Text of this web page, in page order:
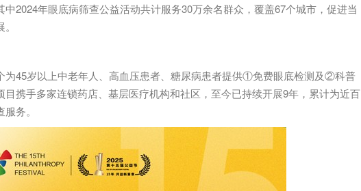
2024年眼底病筛查公益活动共计服务30万余名群众，覆盖67个城市，促进当
为45岁以上中老年人、高血压患者、糖尿病患者提供①免费眼底检测及②科普
目携手多家连锁药店、基层医疗机构和社区，至今已持续开展9年，累计为近百
务。